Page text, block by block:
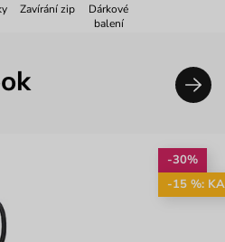
Zavírání zip
Dárkové
balení
-30%
-15 %: